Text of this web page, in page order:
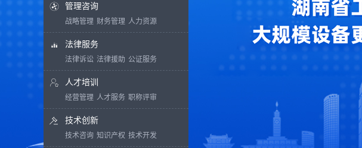
管理咨询
战略管理 财务管理 人力资源
法律服务
法律诉讼 法律援助 公证服务
人才培训
经营管理 人才服务 职称评审
技术创新
技术咨询 知识产权 技术开发